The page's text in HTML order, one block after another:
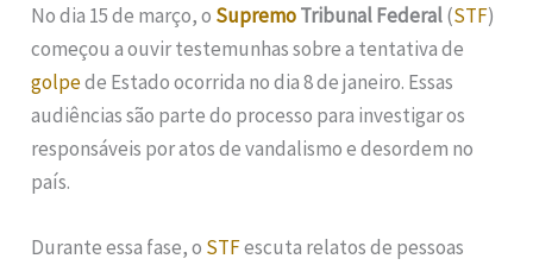
No dia 15 de março, o SupremoTribunal Federal(STF)
começou a ouvir testemunhas sobre a tentativa de
golpede Estado ocorrida no dia 8 de janeiro. Essas
audiências são parte do processo para investigar os
responsáveis por atos de vandalismo e desordem no
país.
Durante essa fase, o STFescuta relatos de pessoas